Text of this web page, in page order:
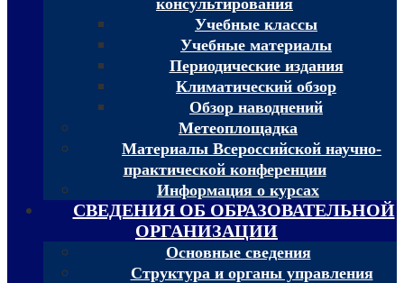
Учебные классы
Учебные материалы
Периодические издания
Климатический обзор
Обзор наводнений
Метеоплощадка
Материалы Всероссийской научно-
практической конференции
Информация о курсах
СВЕДЕНИЯ ОБ ОБРАЗОВАТЕЛЬНОЙ
ОРГАНИЗАЦИИ
Основные сведения
Структура и органы управления